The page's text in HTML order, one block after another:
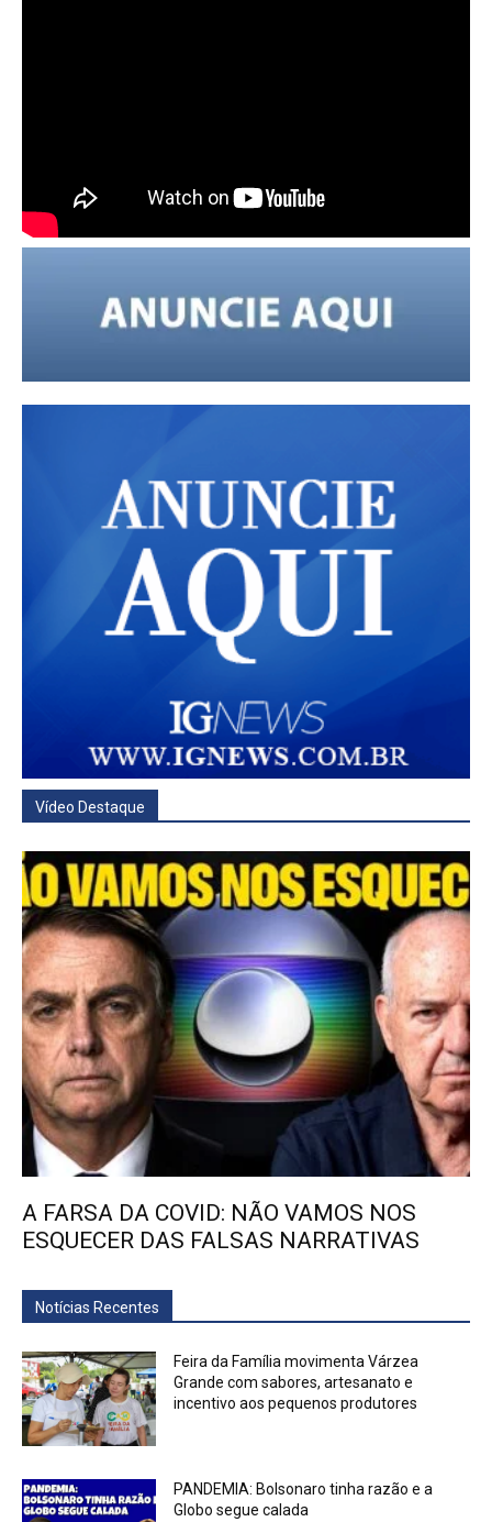
Vídeo Destaque
A FARSA DA COVID: NÃO VAMOS NOS
ESQUECER DAS FALSAS NARRATIVAS
Notícias Recentes
Feira da Família movimenta Várzea
Grande com sabores, artesanato e
incentivo aos pequenos produtores
PANDEMIA: Bolsonaro tinha razão e a
Globo segue calada